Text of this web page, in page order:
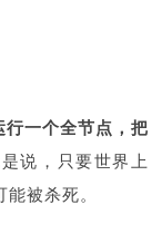
一个全节点，把
说，只要世界上
被杀死。